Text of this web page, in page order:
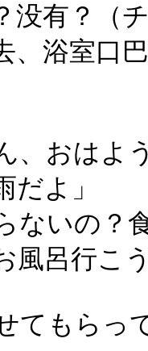
有？（
浴室口
、おはよ
よ」
ないの？
風呂行こ
てもらっ